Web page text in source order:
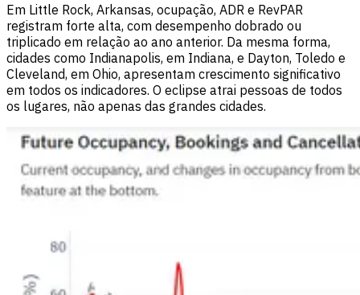
Em Little Rock, Arkansas, ocupação, ADR e RevPAR
registram forte alta, com desempenho dobrado ou
triplicado em relação ao ano anterior. Da mesma forma,
cidades como Indianapolis, em Indiana, e Dayton, Toledo e
Cleveland, em Ohio, apresentam crescimento significativo
em todos os indicadores. O eclipse atrai pessoas de todos
os lugares, não apenas das grandes cidades.